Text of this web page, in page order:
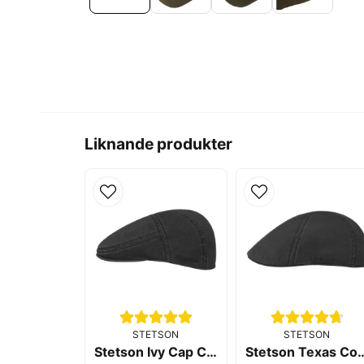
Liknande produkter
STETSON
Stetson Ivy Cap Cotton Black
STETSON
Stetson